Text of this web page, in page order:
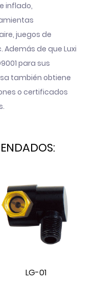
inflado,
juegos de
de que Luxi
para sus
también obtiene
o certificados
LG-01